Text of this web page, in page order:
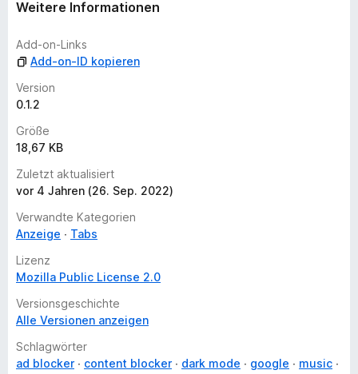
n
e
n
v
o
Weitere Informationen
Add-on-Links
Add-on-ID kopieren
Version
0.1.2
Größe
18,67 KB
Zuletzt aktualisiert
vor 4 Jahren (26. Sep. 2022)
Verwandte Kategorien
Anzeige
Tabs
Lizenz
Mozilla Public License 2.0
Versionsgeschichte
Alle Versionen anzeigen
Schlagwörter
ad blocker
content blocker dark mode google
music